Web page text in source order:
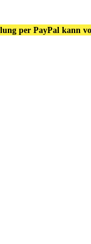
per PayPal kann